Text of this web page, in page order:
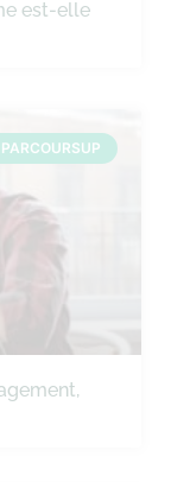
est-elle
PARCOURSUP